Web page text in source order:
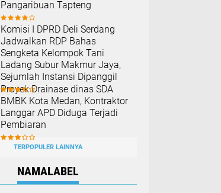
Pangaribuan Tapteng
Komisi I DPRD Deli Serdang
Jadwalkan RDP Bahas
Sengketa Kelompok Tani
Ladang Subur Makmur Jaya,
Sejumlah Instansi Dipanggil
Proyek Drainase dinas SDA
BMBK Kota Medan, Kontraktor
Langgar APD Diduga Terjadi
Pembiaran
TERPOPULER LAINNYA
NAMALABEL